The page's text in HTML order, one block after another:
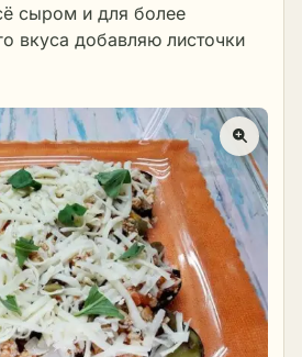
сыром и для более
вкуса добавляю листочки